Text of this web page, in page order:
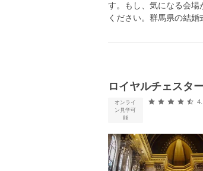
す。もし、気になる会
ください。群馬県の結
ロイヤルチェスタ
オンライ
ン見学可
能